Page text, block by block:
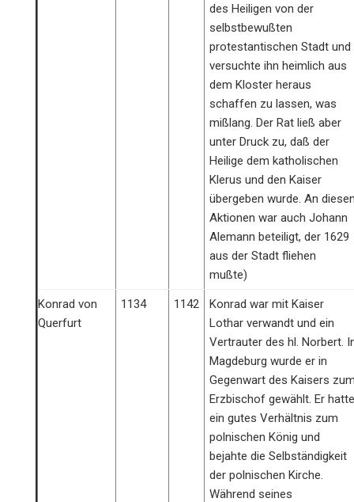
des Heiligen von der
selbstbewußten
protestantischen Stadt und
versuchte ihn heimlich aus
dem Kloster heraus
schaffen zu lassen, was
mißlang. Der Rat ließ aber
unter Druck zu, daß der
Heilige dem katholischen
Klerus und den Kaiser
übergeben wurde. An
Aktionen war auch Johann
Alemann beteiligt, der 1629
aus der Stadt fliehen
mußte)
Konrad von
Querfurt
1134 1142
Konrad war mit Kaiser
Lothar verwandt und ein
Vertrauter des hl. Norbert.
Magdeburg wurde er in
Gegenwart des Kaisers
Erzbischof gewählt. Er hatte
ein gutes Verhältnis zum
polnischen König und
bejahte die Selbständigkeit
der polnischen Kirche.
Während seines